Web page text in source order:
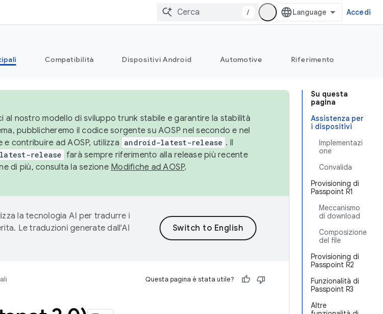
/ Accedi
Compatibilità Dispositivi Android Automotive Riferimento
Su questa
pagina
Assistenza per
i dispositivi
Implementazi
one
Convalida
Provisioning di
Passpoint R1
Meccanismo
di download
Composizione
del file
Provisioning di
Passpoint R2
Funzionalità di
Passpoint R3
Altre
al nostro modello di sviluppo trunk stabile e garantire la stabilità
pubblicheremo il codice sorgente su AOSP nel secondo e nel
contribuire ad AOSP, utilizza android-latest-release . Il
release farà sempre riferimento alla release più recente
di più, consulta la sezione Modifiche ad AOSP.
la tecnologia AI per tradurre i
Le traduzioni generate dall'AI
Questa pagina è stata utile?